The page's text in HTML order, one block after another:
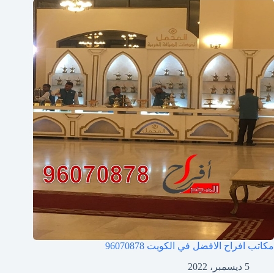
مكاتب افراح الافضل في الكويت 96070878
5 ديسمبر، 2022